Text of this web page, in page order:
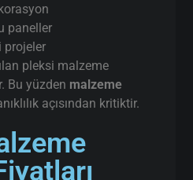
paneller
projeler
pleksi malzeme
Bu yüzden malzeme
açısından kritiktir.